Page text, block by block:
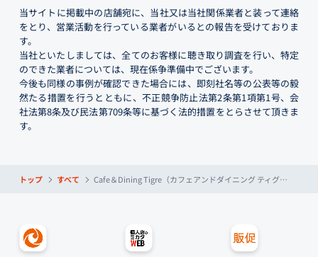
当サイトに掲載中の店舗宛に、当社又は当社関係業者と装って連絡
をとり、営業活動を行っている業者がいるとの報告を受けておりま
す。
当社といたしましては、全てのお客様に聴き取り調査を行い、特定
のできた業者については、現在係争準備中でございます。
今後も同様の事例が確認できた場合には、即刻社名等の公表等の毅
然たる措置を行うとともに、不正競争防止法第2条第1項第1号、会
社法第8条及び民法第709条等に基づく法的措置をとらさせて頂きま
す。
トップ すべて Cafe＆Dining Tigre（カフェアンドダイニング ティグレ）